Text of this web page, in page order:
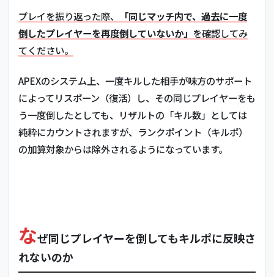
プレイを振り返った際、
「同じマッチ内で、過去に一度
倒したプレイヤーを再度倒していないか」 を確認してみ
てください。
APEXのシステム上、一度キルした相手が味方のサポート
によってリスポーン（復活）し、その同じプレイヤーをも
う一度倒したとしても、リザルトの「キル数」としては
純粋にカウントされますが、ランクポイント（キルポ）
の加算対象からは除外されるようになっています。
なぜ同じプレイヤーを倒してもキルポに反映さ
れないのか